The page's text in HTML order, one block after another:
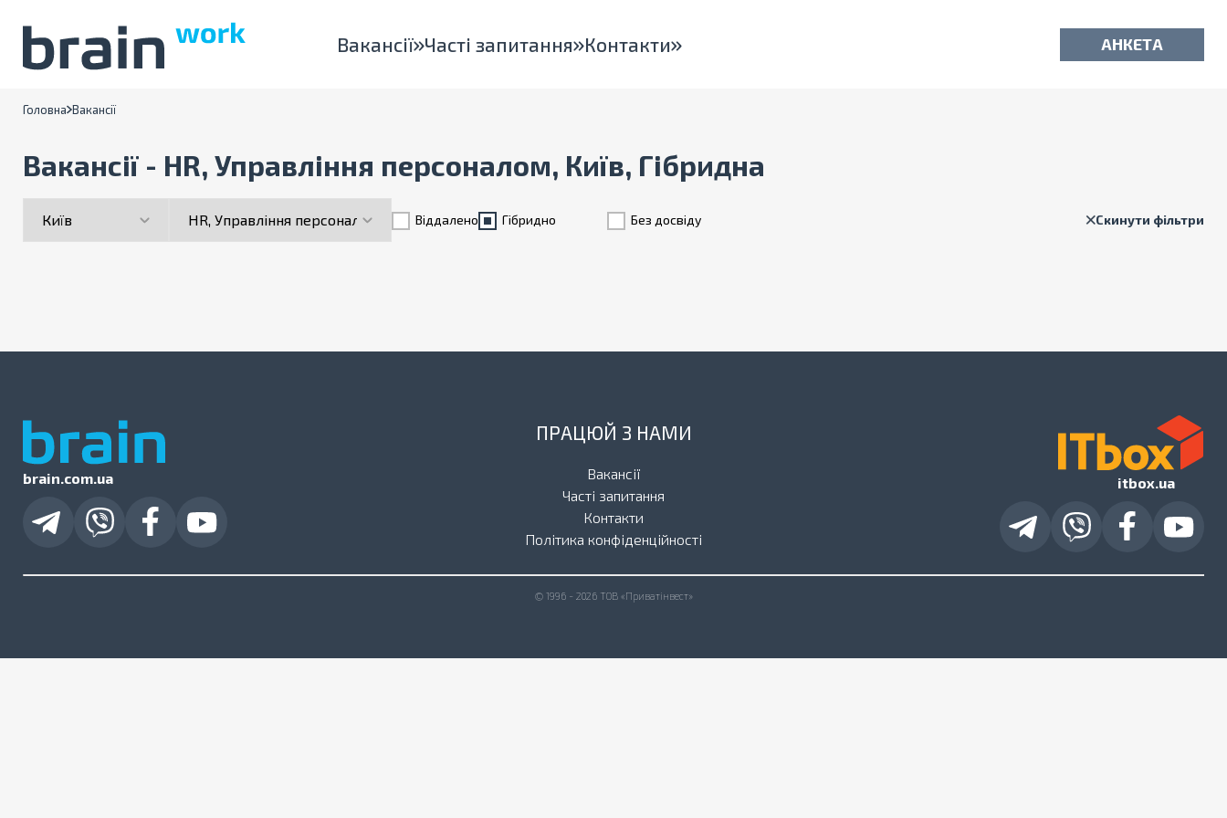
Вакансії Часті запитання Контакти АНКЕТА
Головна Вакансії
Вакансії - HR, Управління персоналом, Київ, Гібридна
Віддалено Гiбридно Без досвіду Скинути фільтри
brain.com.ua
ПРАЦЮЙ З НАМИ
Вакансії
Часті запитання
Контакти
Політика конфіденційності
itbox.ua
© 1996 - 2026 ТОВ «Приватінвест»